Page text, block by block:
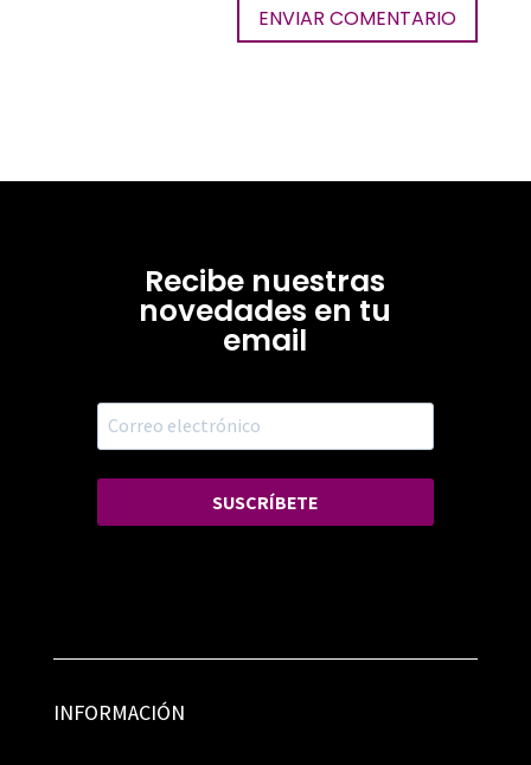
Recibe nuestras
novedades en tu
email
SUSCRÍBETE
INFORMACIÓN